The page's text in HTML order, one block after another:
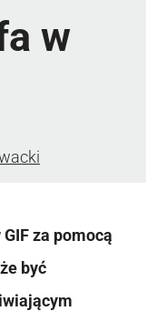
w
za pomocą
być